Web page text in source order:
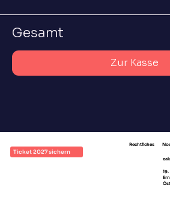
Gesamt
Zur Kasse
Ticket 2027 sichern
Rechtliches